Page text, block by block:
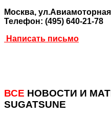
Москва,
Телефон: (495) 640-21-78
Написать письмо
ВСЕ НОВОСТИ И
SUGATSUNE